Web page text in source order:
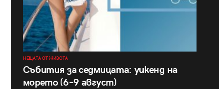
НЕЩАТА ОТ ЖИВОТА
Събития за седмицата: уикенд на
морето (6–9 август)